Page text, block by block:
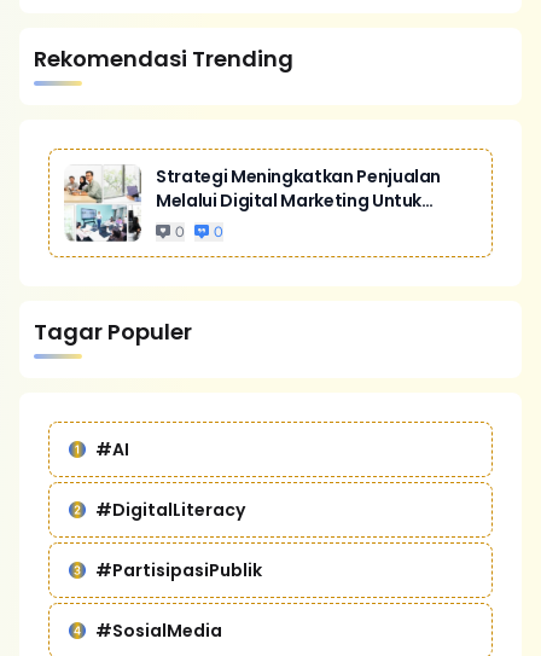
Rekomendasi Trending
Strategi Meningkatkan Penjualan
Melalui Digital Marketing Untuk
Bisnis Yang Lebih Kompetitif
0 0
Tagar Populer
#AI
#DigitalLiteracy
#PartisipasiPublik
#SosialMedia